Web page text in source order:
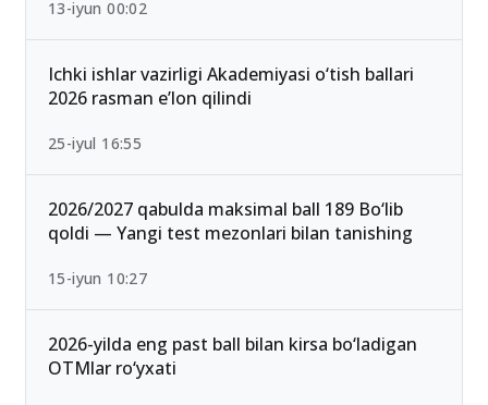
Qabul-2026: Eng past o‘tish ballari bilan kirish
mumkin bo‘lgan yo‘nalishlar
13-iyun 00:02
Ichki ishlar vazirligi Akademiyasi o‘tish ballari
2026 rasman e’lon qilindi
25-iyul 16:55
2026/2027 qabulda maksimal ball 189 Bo‘lib
qoldi — Yangi test mezonlari bilan tanishing
15-iyun 10:27